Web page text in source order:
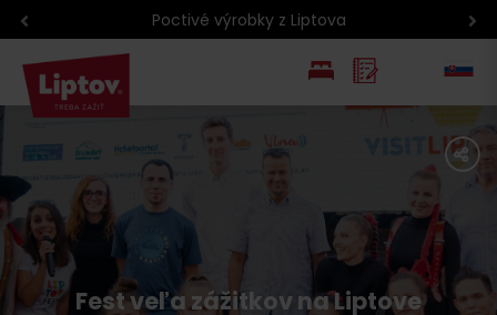
Poctivé výrobky z Liptova
EN
PL
share
Fest veľa zážitkov na Liptove